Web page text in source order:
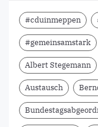
#cduinmeppen
#gemeinsamstark
Albert Stegemann
Austausch